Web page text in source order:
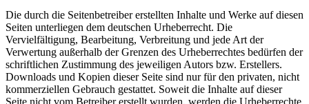
Die durch die Seitenbetreiber erstellten Inhalte und Werke auf diesen
Seiten unterliegen dem deutschen Urheberrecht. Die
Vervielfältigung, Bearbeitung, Verbreitung und jede Art der
Verwertung außerhalb der Grenzen des Urheberrechtes bedürfen der
schriftlichen Zustimmung des jeweiligen Autors bzw. Erstellers.
Downloads und Kopien dieser Seite sind nur für den privaten, nicht
kommerziellen Gebrauch gestattet. Soweit die Inhalte auf dieser